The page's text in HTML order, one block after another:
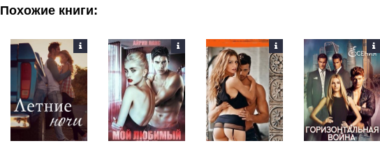
Похожие книги: